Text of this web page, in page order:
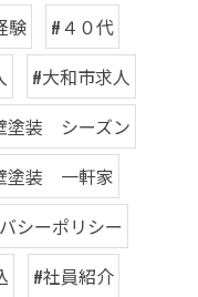
験
#４０代
#大和市求人
塗装 シーズン
塗装 一軒家
シーポリシー
#社員紹介